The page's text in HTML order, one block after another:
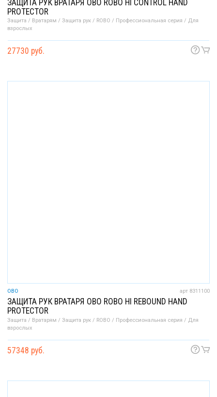
ЗАЩИТА РУК ВРАТАРЯ OBO ROBO HI CONTROL HAND
PROTECTOR
Защита / Вратарям / Защита рук / ROBO / Профессиональная серия / Для
взрослых
27730 руб.
OBO арт 8311100
ЗАЩИТА РУК ВРАТАРЯ OBO ROBO HI REBOUND HAND
PROTECTOR
Защита / Вратарям / Защита рук / ROBO / Профессиональная серия / Для
взрослых
57348 руб.